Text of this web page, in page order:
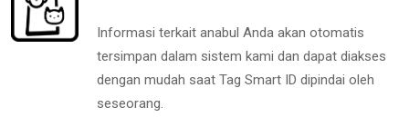
Informasi terkait anabul Anda akan otomatis
tersimpan dalam sistem kami dan dapat diakses
dengan mudah saat Tag Smart ID dipindai oleh
seseorang.